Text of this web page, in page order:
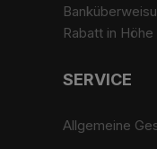
Rabatt in
SERVICE
Allgemeine